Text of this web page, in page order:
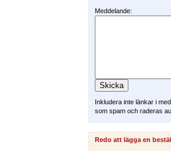
Meddelande:
Inkludera inte länkar i
som spam och raderas
Redo att lägga en